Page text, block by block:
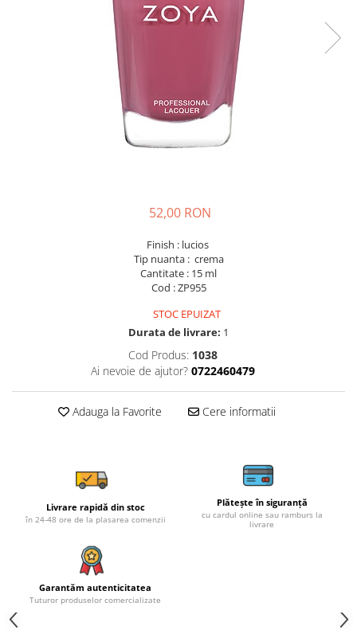
52,00 RON
Finish : lucios
Tip nuanta : crema
Cantitate : 15 ml
Cod : ZP955
STOC EPUIZAT
Durata de livrare: 1
Cod Produs: 1038
Ai nevoie de ajutor? 0722460479
Adauga la Favorite Cere informatii
Livrare rapidă din stoc
în 24-48 ore de la plasarea comenzii
Plătește în siguranță
cu cardul online sau ramburs la
livrare
Garantăm autenticitatea
Tuturor produselor comercializate